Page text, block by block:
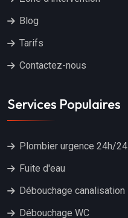
Blog
Tarifs
Contactez-nous
Services Populaires
Plombier urgence 24h/24
Fuite d'eau
Débouchage canalisation
Débouchage WC